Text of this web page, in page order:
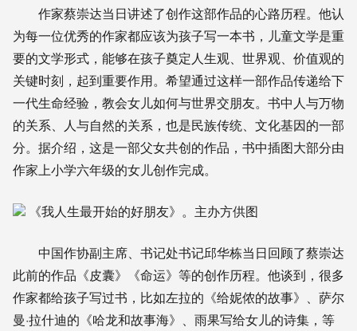
作家蔡崇达当日讲述了创作这部作品的心路历程。他认
为每一位优秀的作家都应该为孩子写一本书，儿童文学是重
要的文学形式，能够在孩子奠定人生观、世界观、价值观的
关键时刻，起到重要作用。希望通过这样一部作品传递给下
一代生命经验，教会女儿如何与世界交朋友。书中人与万物
的关系、人与自然的关系，也是民族传统、文化基因的一部
分。据介绍，这是一部父女共创的作品，书中插图大部分由
作家上小学六年级的女儿创作完成。
《我人生最开始的好朋友》。主办方供图
中国作协副主席、书记处书记邱华栋当日回顾了蔡崇达
此前的作品《皮囊》《命运》等的创作历程。他谈到，很多
作家都给孩子写过书，比如左拉的《给妮侬的故事》、萨尔
曼·拉什迪的《哈龙和故事海》、雨果写给女儿的诗集，等